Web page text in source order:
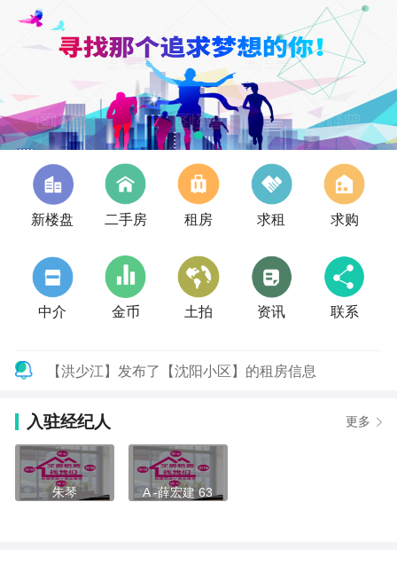
新楼盘 二手房 租房 求租 求购
中介 金币 土拍 资讯 联系
【洪少江】发布了【沈阳小区】的租房信息
【洪少江】发布了【沈阳小区】的租房信息
【朱琴】发布了【绘园新村】的二手房信息
【朱琴】发布了【锦绣苑】的二手房信息
【朱琴】发布了【文峰城市广场】的二手房信息
【朱琴】发布了【华府御庭】的二手房信息
入驻经纪人 更多
朱琴 A -薛宏建 63